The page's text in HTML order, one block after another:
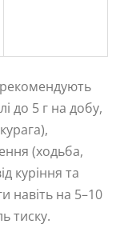
рекомендують
до 5 г на добу,
(ходьба,
куріння та
навіть на 5–10
тиску.